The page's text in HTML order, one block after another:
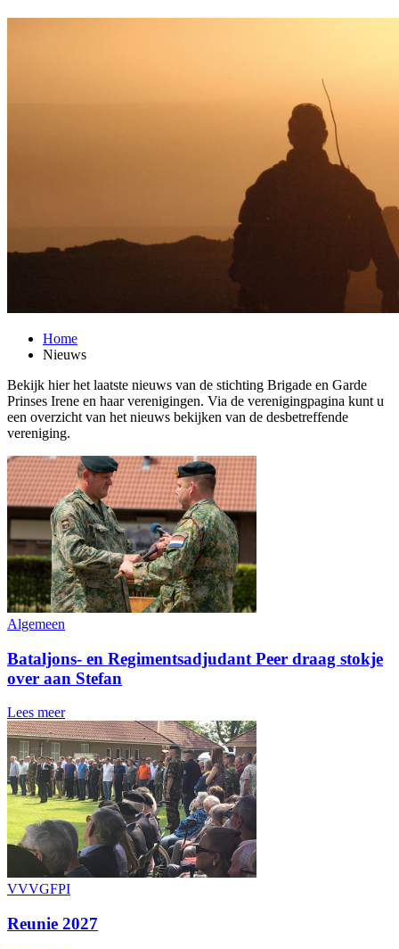
Home
Nieuws
Bekijk hier het laatste nieuws van de stichting Brigade en Garde
Prinses Irene en haar verenigingen. Via de verenigingpagina kunt u
een overzicht van het nieuws bekijken van de desbetreffende
vereniging.
Algemeen
Bataljons- en Regimentsadjudant Peer draag stokje
over aan Stefan
Lees meer
VVVGFPI
Reunie 2027